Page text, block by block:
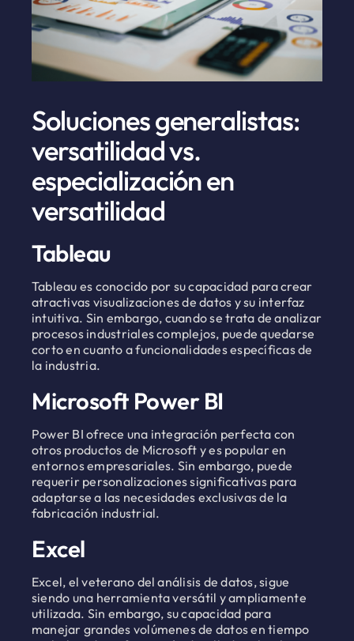
Soluciones generalistas:
versatilidad vs.
especialización en
versatilidad
Tableau
Tableau es conocido por su capacidad para crear
atractivas visualizaciones de datos y su interfaz
intuitiva. Sin embargo, cuando se trata de analizar
procesos industriales complejos, puede quedarse
corto en cuanto a funcionalidades específicas de
la industria.
Microsoft Power BI
Power BI ofrece una integración perfecta con
otros productos de Microsoft y es popular en
entornos empresariales. Sin embargo, puede
requerir personalizaciones significativas para
adaptarse a las necesidades exclusivas de la
fabricación industrial.
Excel
Excel, el veterano del análisis de datos, sigue
siendo una herramienta versátil y ampliamente
utilizada. Sin embargo, su capacidad para
manejar grandes volúmenes de datos en tiempo